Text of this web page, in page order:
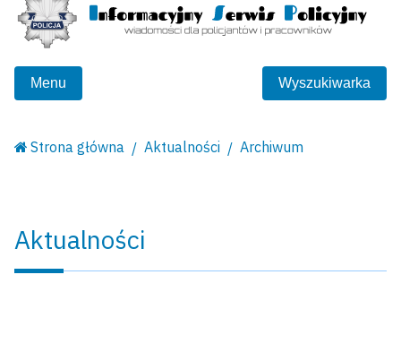
Menu Wyszukiwarka
Strona główna Aktualności Archiwum
Aktualności